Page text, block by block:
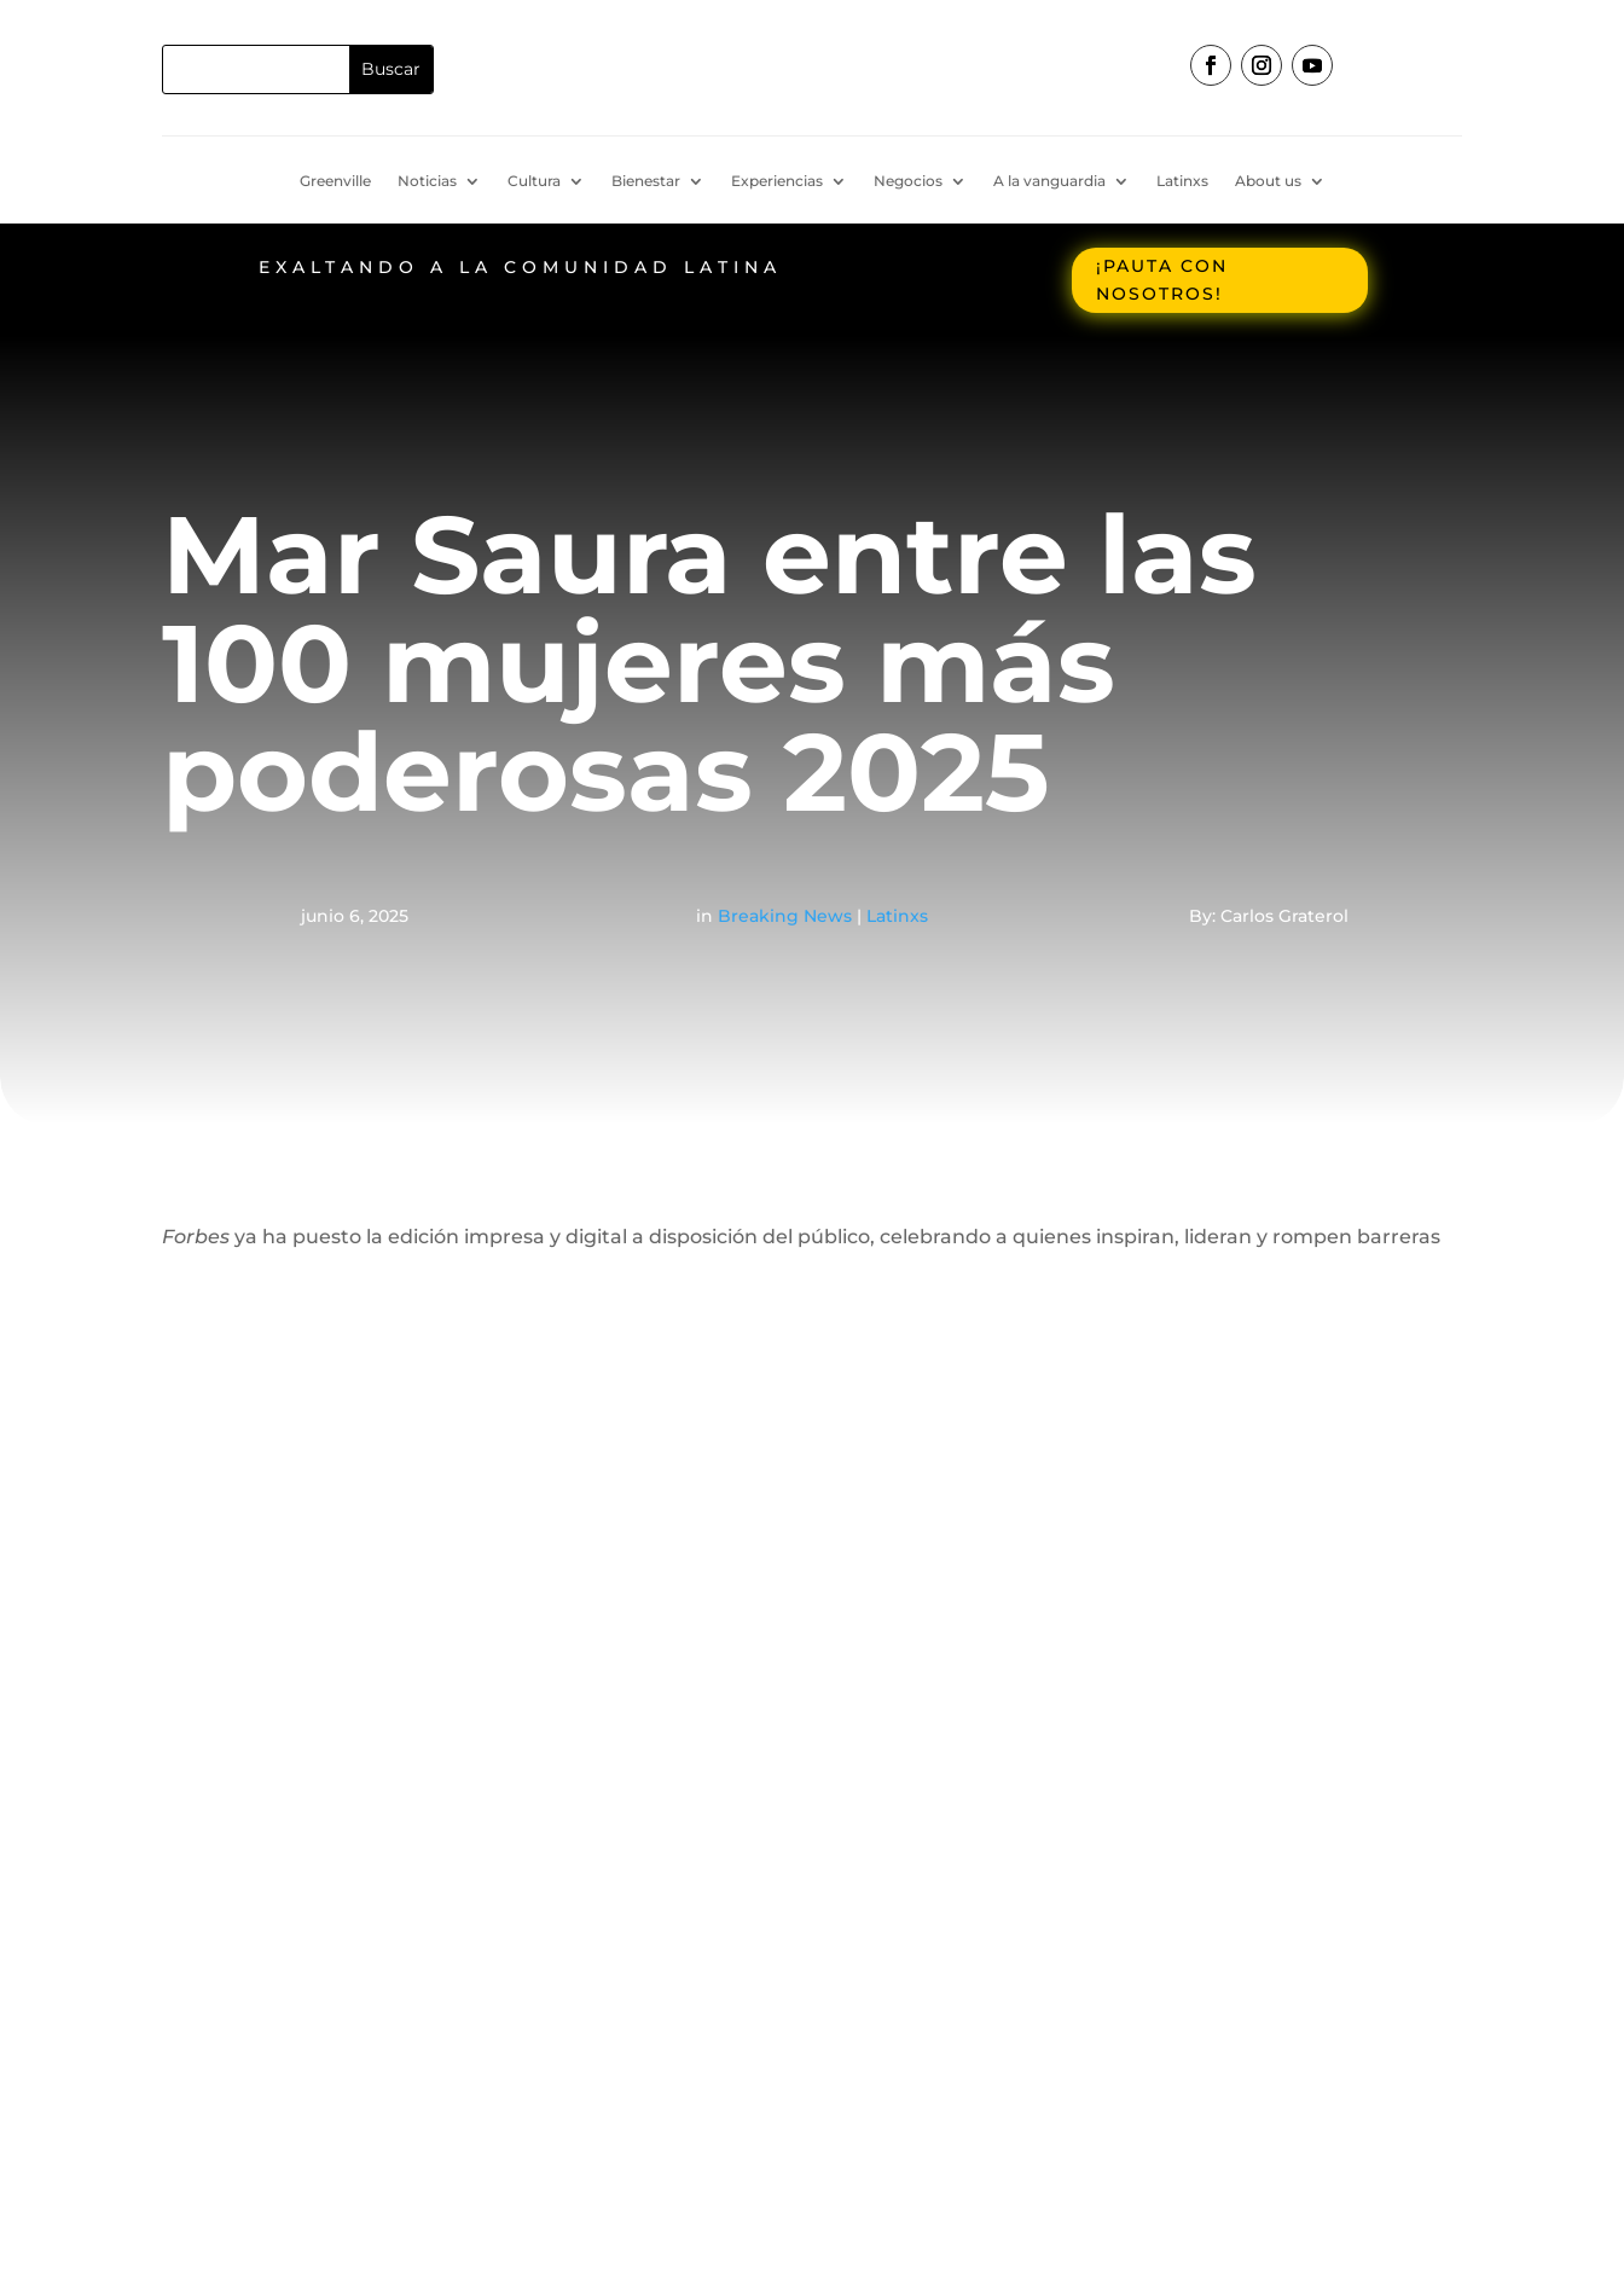
Greenville Noticias Cultura Bienestar Experiencias Negocios A la vanguardia Latinxs About us
EXALTANDO A LA COMUNIDAD LATINA
¡PAUTA CON
NOSOTROS!
Mar Saura entre las
100 mujeres más
poderosas 2025
junio 6, 2025 in Breaking News| Latinxs By: Carlos Graterol
Forbes ya ha puesto la edición impresa y digital a disposición del público, celebrando a quienes inspiran, lideran y rompen barreras